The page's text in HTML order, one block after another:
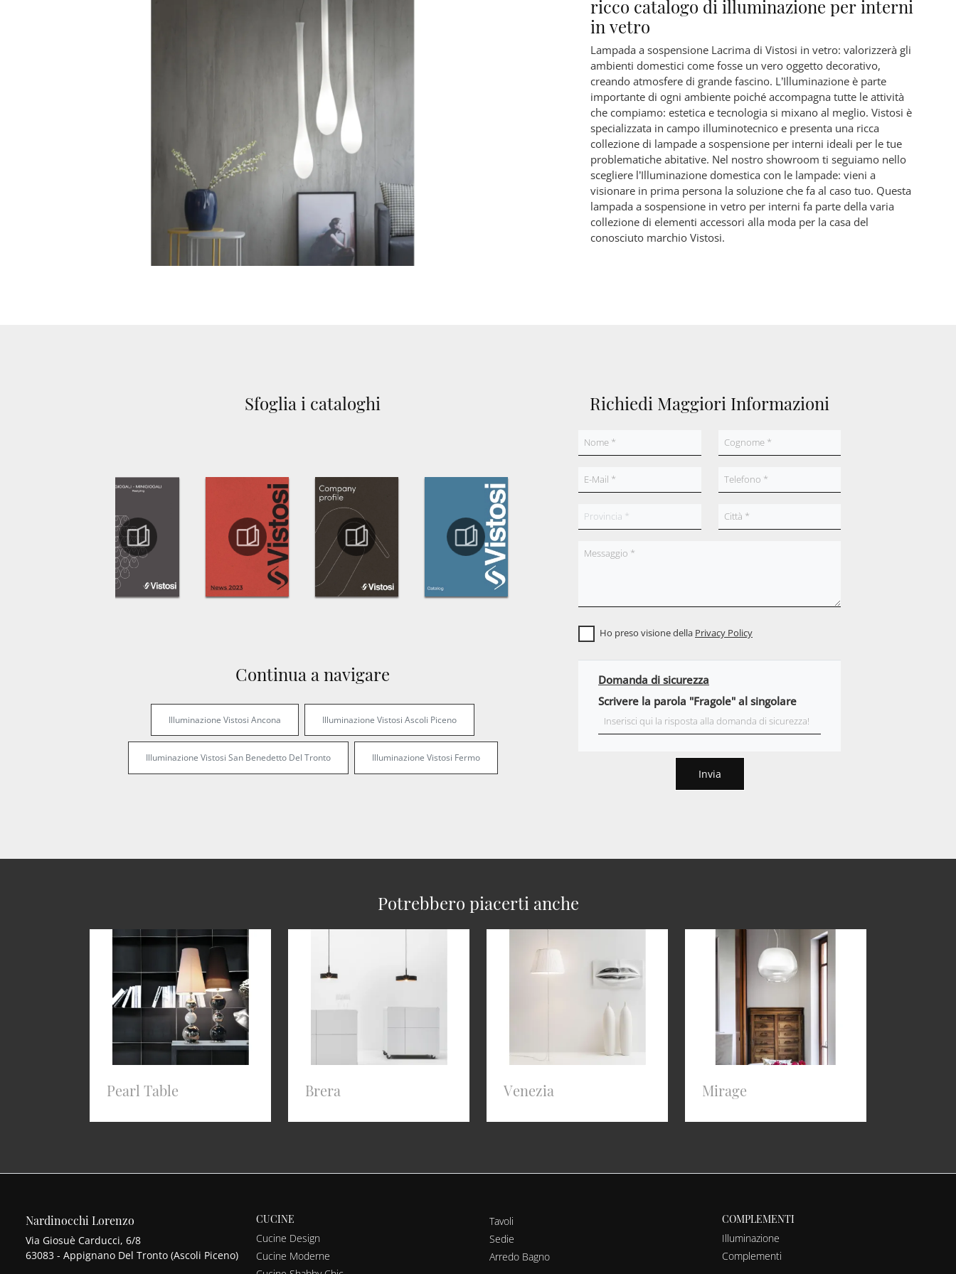
ricco catalogo di illuminazione per interni
in vetro
Lampada a sospensione Lacrima di Vistosi in vetro: valorizzerà gli
ambienti domestici come fosse un vero oggetto decorativo,
creando atmosfere di grande fascino. L’Illuminazione è parte
importante di ogni ambiente poiché accompagna tutte le attività
che compiamo: estetica e tecnologia si mixano al meglio. Vistosi è
specializzata in campo illuminotecnico e presenta una ricca
collezione di lampade a sospensione per interni ideali per le tue
problematiche abitative. Nel nostro showroom ti seguiamo nello
scegliere l’Illuminazione domestica con le lampade: vieni a
visionare in prima persona la soluzione che fa al caso tuo. Questa
lampada a sospensione in vetro per interni fa parte della varia
collezione di elementi accessori alla moda per la casa del
conosciuto marchio Vistosi.
Sfoglia i cataloghi
Continua a navigare
Illuminazione Vistosi Ancona Illuminazione Vistosi Ascoli Piceno
Illuminazione Vistosi San Benedetto Del Tronto Illuminazione Vistosi Fermo
Richiedi Maggiori Informazioni
Ho preso visione della Privacy Policy
Domanda di sicurezza
Scrivere la parola "Fragole" al singolare
Invia
Potrebbero piacerti anche
Pearl Table Brera Venezia Mirage
Nardinocchi Lorenzo
Via Giosuè Carducci, 6/8
63083 - Appignano Del Tronto (Ascoli Piceno)
CUCINE
Cucine Design
Cucine Moderne
Tavoli
Sedie
Arredo Bagno
COMPLEMENTI
Illuminazione
Complementi